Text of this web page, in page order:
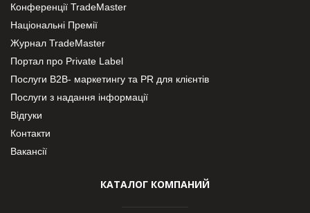
Конференції TradeMaster
Національні Премії
Журнал TradeMaster
Портал про Private Label
Послуги В2В- маркетингу та PR для клієнтів
Послуги з надання інформації
Відгуки
Контакти
Вакансії
КАТАЛОГ КОМПАНИЙ